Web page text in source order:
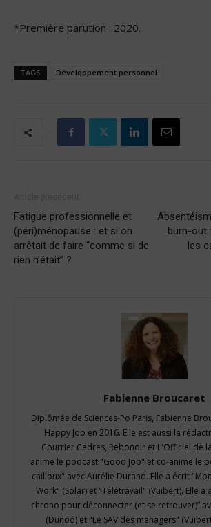
*Première parution : 2020.
TAGS Développement personnel
Fatigue professionnelle et
(péri)ménopause : et si on
arrêtait de faire “comme si de
rien n’était” ?
burn-out
les
Fabienne Broucaret
Diplômée de Sciences-Po Paris, Fabienne
Happy Job en 2016. Elle est aussi la
Courrier Cadres, Rebondir et L'Officiel de
anime le podcast "Good Job" et co-anime le
cailloux" avec Aurélie Durand. Elle a écrit
Work" (Solar) et "Télétravail" (Vuibert). Elle a
chrono pour déconnecter (et se retrouver)”
(Dunod) et "Le SAV des managers"